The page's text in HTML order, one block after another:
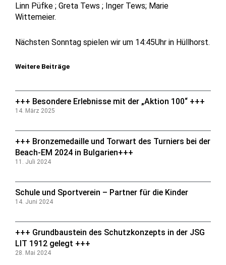
Weitere Beiträge
+++ Besondere Erlebnisse mit der „Aktion 100“ +++
14. März 2025
+++ Bronzemedaille und Torwart des Turniers bei der
Beach-EM 2024 in Bulgarien+++
11. Juli 2024
Schule und Sportverein – Partner für die Kinder
14. Juni 2024
+++ Grundbaustein des Schutzkonzepts in der JSG
LIT 1912 gelegt +++
28. Mai 2024
Linn Püfke ; Greta Tews ; Inger Tews; Marie
Wittemeier.
Nächsten Sonntag spielen wir um 14:45Uhr in Hüllhorst.